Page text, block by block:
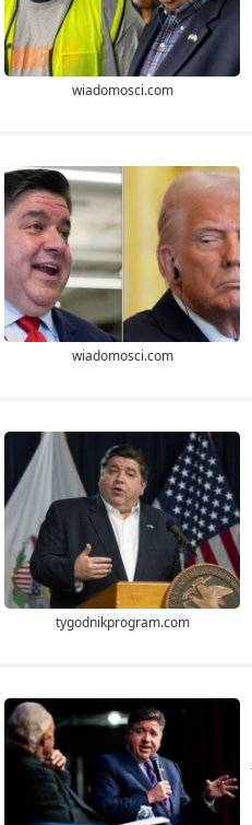
wiadomosci.com
wiadomosci.com
tygodnikprogram.com